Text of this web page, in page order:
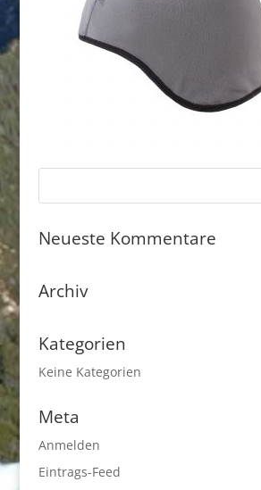
Neueste Kommentare
Archiv
Kategorien
Keine Kategorien
Meta
Anmelden
Eintrags-Feed